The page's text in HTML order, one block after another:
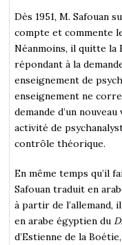
Dès 1951, M. Safouan
compte et commente
Néanmoins, il quitte la
répondant à la
enseignement de
enseignement ne
demande d’un
activité de
contrôle théorique.
En même temps qu’il
Safouan traduit en
à partir de l’allemand,
en arabe égyptien du
d’Estienne de la Boétie,